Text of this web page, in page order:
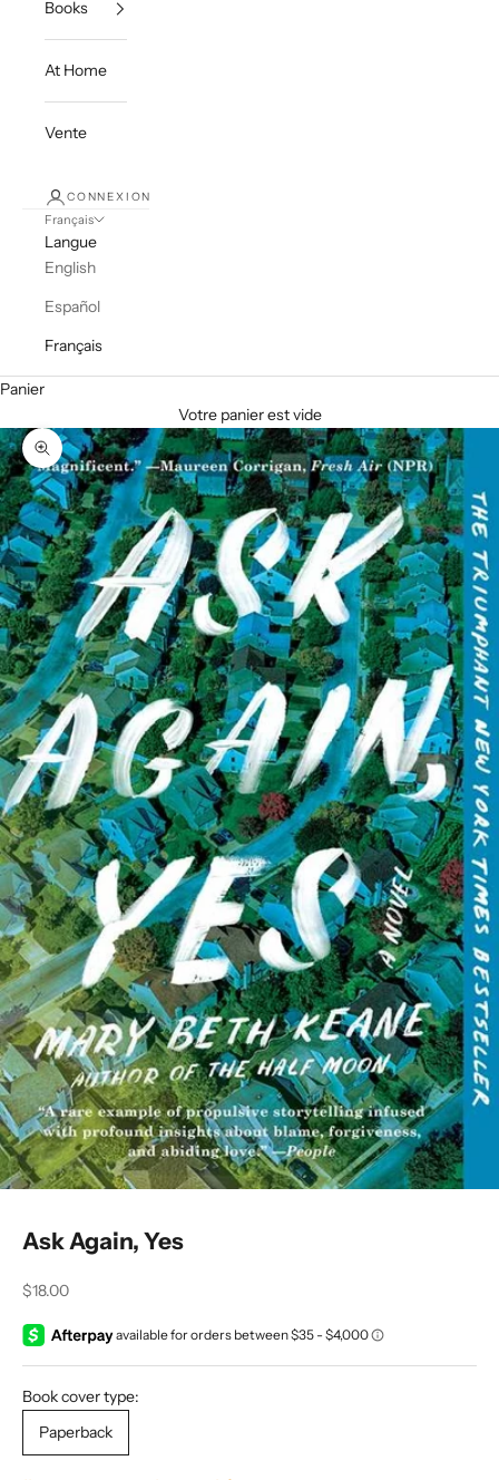
Books
At Home
Vente
CONNEXION
Français
Langue
English
Español
Français
Panier
Votre panier est vide
Zoomer sur l'image
Ask Again, Yes
Prix de vente
$18.00
Book cover type:
Paperback